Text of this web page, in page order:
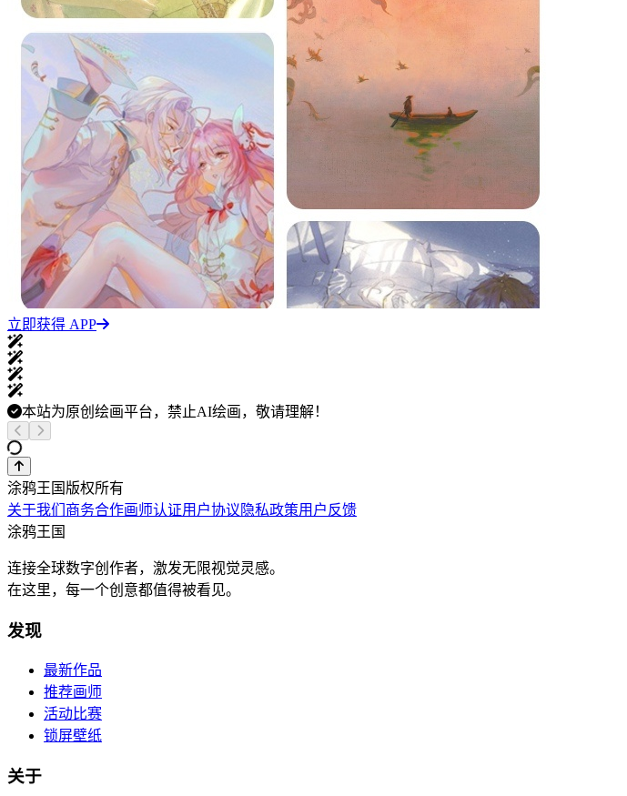
立即获得 APP
本站为原创绘画平台，禁止AI绘画，敬请理解！
涂鸦王国版权所有
关于我们 商务合作画师认证用户协议 隐私政策用户反馈
涂鸦王国
连接全球数字创作者，激发无限视觉灵感。
在这里，每一个创意都值得被看见。
发现
最新作品
推荐画师
活动比赛
锁屏壁纸
关于